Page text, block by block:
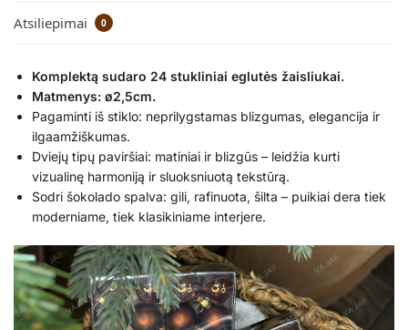
Atsiliepimai 0
Komplektą sudaro 24 stukliniai eglutės žaisliukai.
Matmenys: ø2,5cm.
Pagaminti iš stiklo: neprilygstamas blizgumas, elegancija ir
ilgaamžiškumas.
Dviejų tipų paviršiai: matiniai ir blizgūs – leidžia kurti
vizualinę harmoniją ir sluoksniuotą tekstūrą.
Sodri šokolado spalva: gili, rafinuota, šilta – puikiai dera tiek
moderniame, tiek klasikiniame interjere.